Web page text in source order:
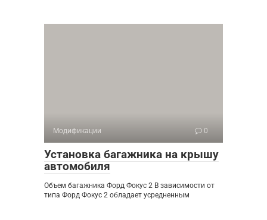
Модификации 0
Установка багажника на крышу
автомобиля
Объем багажника Форд Фокус 2 В зависимости от
типа Форд Фокус 2 обладает усредненным